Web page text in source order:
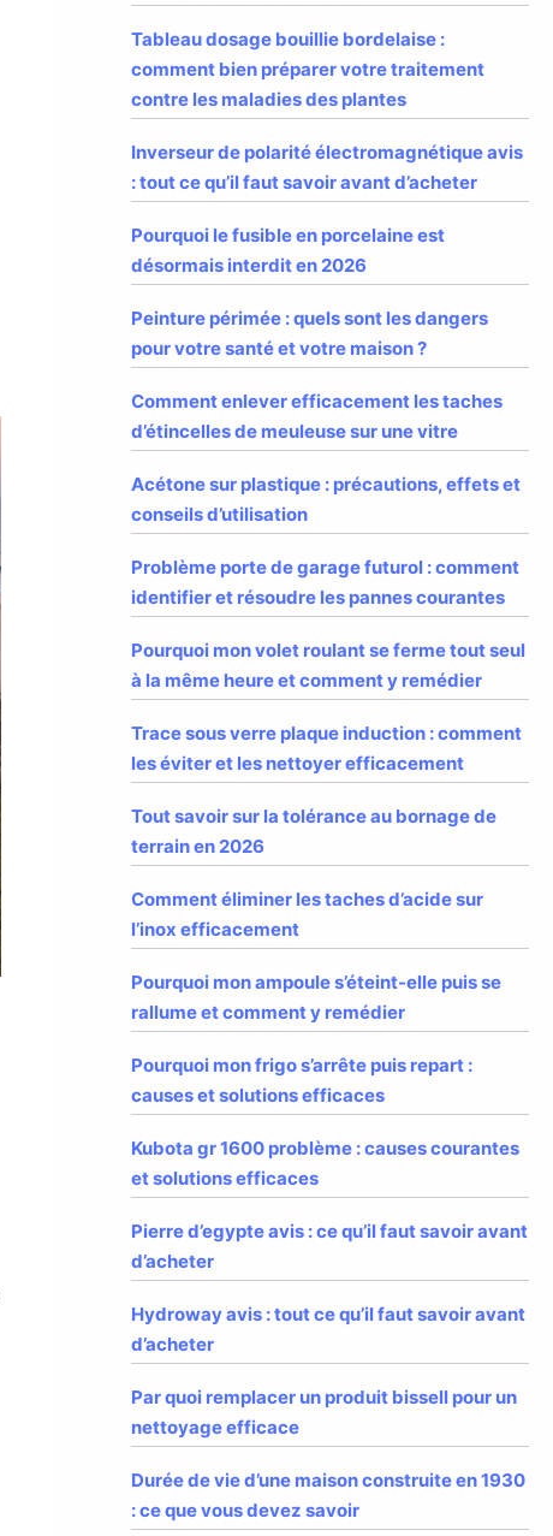
Tableau dosage bouillie bordelaise :
comment bien préparer votre traitement
contre les maladies des plantes
Inverseur de polarité électromagnétique avis
: tout ce qu’il faut savoir avant d’acheter
Pourquoi le fusible en porcelaine est
désormais interdit en 2026
Peinture périmée : quels sont les dangers
pour votre santé et votre maison ?
Comment enlever efficacement les taches
d’étincelles de meuleuse sur une vitre
Acétone sur plastique : précautions, effets et
conseils d’utilisation
Problème porte de garage futurol : comment
identifier et résoudre les pannes courantes
Pourquoi mon volet roulant se ferme tout seul
à la même heure et comment y remédier
Trace sous verre plaque induction : comment
les éviter et les nettoyer efficacement
Tout savoir sur la tolérance au bornage de
terrain en 2026
Comment éliminer les taches d’acide sur
l’inox efficacement
Pourquoi mon ampoule s’éteint-elle puis se
rallume et comment y remédier
Pourquoi mon frigo s’arrête puis repart :
causes et solutions efficaces
Kubota gr 1600 problème : causes courantes
et solutions efficaces
Pierre d’egypte avis : ce qu’il faut savoir avant
d’acheter
Hydroway avis : tout ce qu’il faut savoir avant
d’acheter
Par quoi remplacer un produit bissell pour un
nettoyage efficace
Durée de vie d’une maison construite en 1930
: ce que vous devez savoir